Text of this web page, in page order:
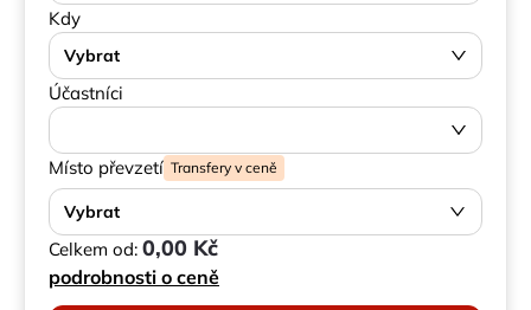
Kdy
Vybrat
Účastníci
Místo převzetí Transfery v ceně
Vybrat
Celkem od: 0,00 Kč
podrobnosti o ceně